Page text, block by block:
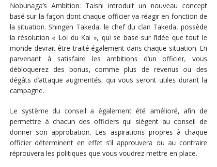
Nobunaga’s Ambition: Taishi introduit un nouveau concept
basé sur la façon dont chaque officier va réagir en fonction de
la situation. Shingen Takeda, le chef du clan Takeda, possède
la résolution « Loi du Kai », qui se base sur l’idée que tout le
monde devrait être traité également dans chaque situation. En
parvenant à satisfaire les ambitions d’un officier, vous
débloquerez des bonus, comme plus de revenus ou des
dégâts d’attaque augmentés, qui vous seront utiles durant la
campagne.
Le système du conseil a également été amélioré, afin de
permettre à chacun des officiers qui siègent au conseil de
donner son approbation. Les aspirations propres à chaque
officier déterminent en effet s’il approuvera ou au contraire
réprouvera les politiques que vous voudrez mettre en place.